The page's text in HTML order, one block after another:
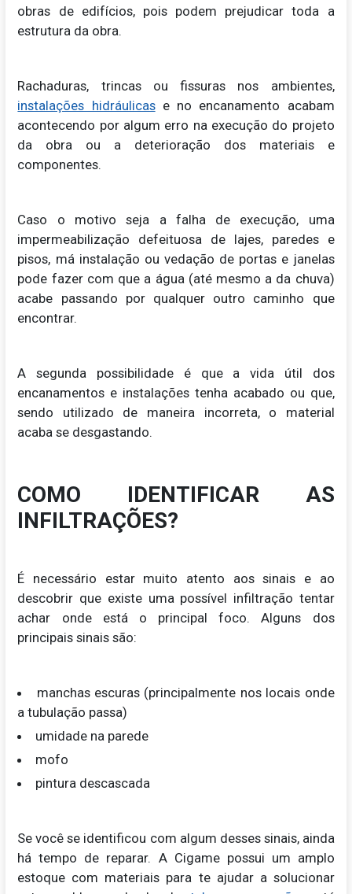
obras de edifícios, pois podem prejudicar toda a
estrutura da obra.
Rachaduras, trincas ou fissuras nos ambientes,
instalações hidráulicase no encanamento acabam
acontecendo por algum erro na execução do projeto
da obra ou a deterioração dos materiais e
componentes.
Caso o motivo seja a falha de execução, uma
impermeabilização defeituosa de lajes, paredes e
pisos, má instalação ou vedação de portas e janelas
pode fazer com que a água (até mesmo a da chuva)
acabe passando por qualquer outro caminho que
encontrar.
A segunda possibilidade é que a vida útil dos
encanamentos e instalações tenha acabado ou que,
sendo utilizado de maneira incorreta, o material
acaba se desgastando.
COMO IDENTIFICAR AS
INFILTRAÇÕES?
É necessário estar muito atento aos sinais e ao
descobrir que existe uma possível infiltração tentar
achar onde está o principal foco. Alguns dos
principais sinais são:
manchas escuras (principalmente nos locais onde
a tubulação passa)
umidade na parede
mofo
pintura descascada
Se você se identificou com algum desses sinais, ainda
há tempo de reparar. A Cigame possui um amplo
estoque com materiais para te ajudar a solucionar